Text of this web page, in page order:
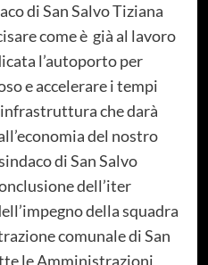
di San Salvo Tiziana
come è già al lavoro
l’autoporto per
e accelerare i tempi
che darà
del nostro
di San Salvo
dell’iter
della squadra
comunale di San
le Amministrazioni